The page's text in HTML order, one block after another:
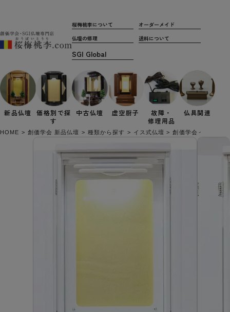
桜梅桃李について
オーダーメイド
仏壇の修理
送料について
新品仏壇 価格別で探
す
中古仏壇 虚空厨子
故障・
修理用品
仏具関連
HOME 創価学会 新品仏壇 種類から探す イス式仏壇 創価学会イス付仏